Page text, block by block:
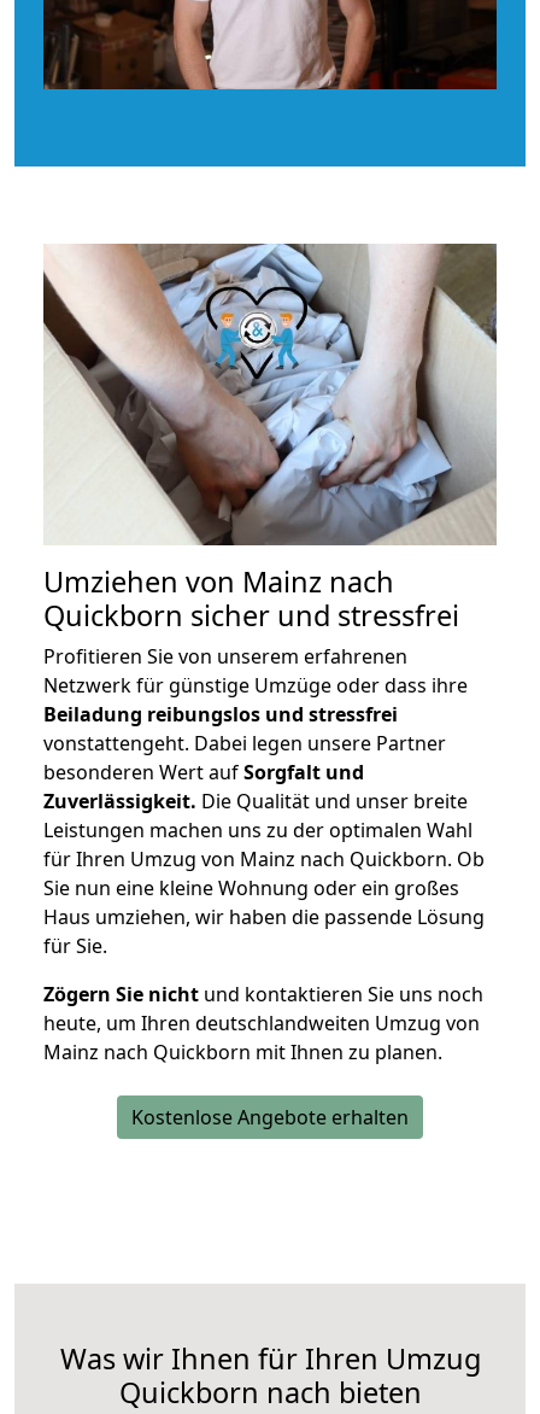
Umziehen von Mainz nach
Quickborn sicher und stressfrei
Profitieren Sie von unserem erfahrenen
Netzwerk für günstige Umzüge oder dass ihre
Beiladung reibungslos und stressfrei
vonstattengeht. Dabei legen unsere Partner
besonderen Wert aufSorgfalt und
Zuverlässigkeit. Die Qualität und unser breite
Leistungen machen uns zu der optimalen Wahl
für Ihren Umzug von Mainz nach Quickborn. Ob
Sie nun eine kleine Wohnung oder ein großes
Haus umziehen, wir haben die passende Lösung
für Sie.
Zögern Sie nicht und kontaktieren Sie uns noch
heute, um Ihren deutschlandweiten Umzug von
Mainz nach Quickborn mit Ihnen zu planen.
Kostenlose Angebote erhalten
Was wir Ihnen für Ihren Umzug
Quickborn nach bieten